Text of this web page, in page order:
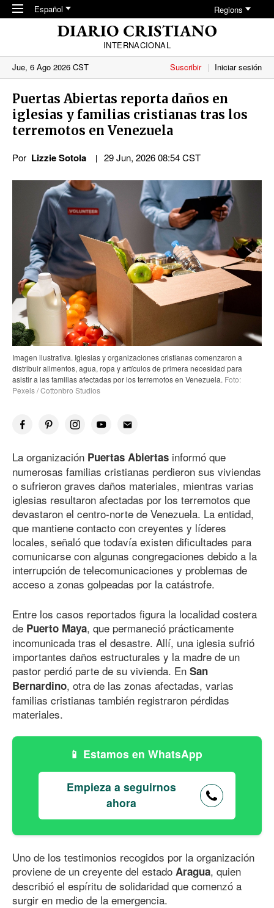
Skip to main content
Español Regions
INTERNACIONAL
Jue, 6 Ago 2026 CST
Suscribir Iniciar sesión
Puertas Abiertas reporta daños en
iglesias y familias cristianas tras los
terremotos en Venezuela
Por Lizzie Sotola 29 Jun, 2026 08:54 CST
Imagen ilustrativa. Iglesias y organizaciones cristianas comenzaron a
distribuir alimentos, agua, ropa y artículos de primera necesidad para
asistir a las familias afectadas por los terremotos en Venezuela. Foto:
Pexels / Cottonbro Studios
La organización Puertas Abiertas informó que
numerosas familias cristianas perdieron sus viviendas
o sufrieron graves daños materiales, mientras varias
iglesias resultaron afectadas por los terremotos que
devastaron el centro-norte de Venezuela. La entidad,
que mantiene contacto con creyentes y líderes
locales, señaló que todavía existen dificultades para
comunicarse con algunas congregaciones debido a la
interrupción de telecomunicaciones y problemas de
acceso a zonas golpeadas por la catástrofe.
Entre los casos reportados figura la localidad costera
de Puerto Maya, que permaneció prácticamente
incomunicada tras el desastre. Allí, una iglesia sufrió
importantes daños estructurales y la madre de un
pastor perdió parte de su vivienda. En San
Bernardino, otra de las zonas afectadas, varias
familias cristianas también registraron pérdidas
materiales.
Estamos en WhatsApp
Empieza a seguirnos
ahora
Uno de los testimonios recogidos por la organización
proviene de un creyente del estado Aragua, quien
describió el espíritu de solidaridad que comenzó a
surgir en medio de la emergencia.